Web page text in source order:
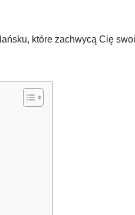
które zachwycą Cię